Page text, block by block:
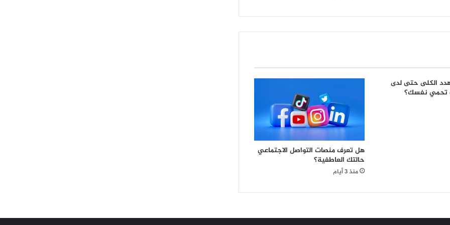
الأمريكي،
الكلى حتى لدى
تحمي نفسك؟
هل تعرف منصات التواصل الاجتماعي
حالتك العاطفية؟
منذ 3 أيام